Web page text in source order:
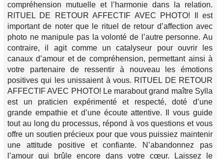
compréhension mutuelle et l’harmonie dans la relation.
RITUEL DE RETOUR AFFECTIF AVEC PHOTO! Il est
important de noter que le rituel de retour d’affection avec
photo ne manipule pas la volonté de l’autre personne. Au
contraire, il agit comme un catalyseur pour ouvrir les
canaux d’amour et de compréhension, permettant ainsi à
votre partenaire de ressentir à nouveau les émotions
positives qui les unissaient à vous. RITUEL DE RETOUR
AFFECTIF AVEC PHOTO! Le marabout grand maître Sylla
est un praticien expérimenté et respecté, doté d’une
grande empathie et d’une écoute attentive. Il vous guide
tout au long du processus, répond à vos questions et vous
offre un soutien précieux pour que vous puissiez maintenir
une attitude positive et confiante. N’abandonnez pas
l’amour qui brûle encore dans votre cœur. Laissez le